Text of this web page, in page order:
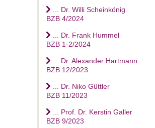
... Dr. Willi Scheinkönig
BZB 4/2024
... Dr. Frank Hummel
BZB 1-2/2024
... Dr. Alexander Hartmann
BZB 12/2023
... Dr. Niko Güttler
BZB 11/2023
... Prof. Dr. Kerstin Galler
BZB 9/2023